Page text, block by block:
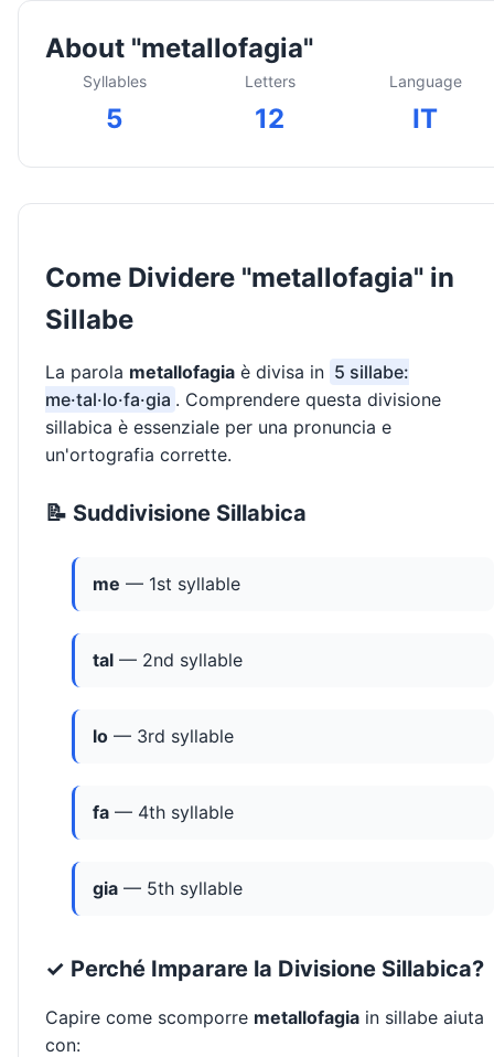
About "metallofagia"
Syllables
5
Letters
12
Language
IT
Come Dividere "metallofagia" in
Sillabe
La parola metallofagia è divisa in 5 sillabe:
me·tal·lo·fa·gia . Comprendere questa divisione
sillabica è essenziale per una pronuncia e
un'ortografia corrette.
📝 Suddivisione Sillabica
me — 1st syllable
tal — 2nd syllable
lo — 3rd syllable
fa — 4th syllable
gia — 5th syllable
✓ Perché Imparare la Divisione Sillabica?
Capire come scomporre metallofagia in sillabe aiuta
con: